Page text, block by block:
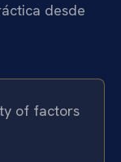
desde
of factors